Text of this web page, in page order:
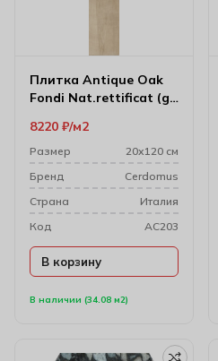
Плитка Antique Oak
Fondi Nat.rettificat (gl)
В наличии (34.08 м2)
8220 ₽ м2
Размер
20х120 см
Бренд
Cerdomus
Cтрана
Италия
Код
AC203
В корзину